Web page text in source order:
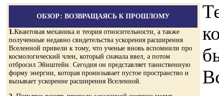
ОБЗОР: ВОЗВРАЩАЯСЬ К ПРОШЛОМУ
1.Квантовая механика и теория относительности, а также
полученные недавно свидетельства ускорения расширения
Вселенной привели к тому, что ученые вновь вспомнили про
космологический член, который сначала ввел, а потом
отбросил Эйнштейн. Сегодня он представляет таинственную
форму энергии, которая пронизывает пустое пространство и
вызывает ускорение расширения Вселенной.